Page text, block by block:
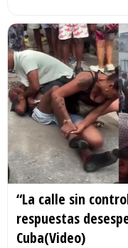
“La calle sin
respuestas
Cuba(Video)